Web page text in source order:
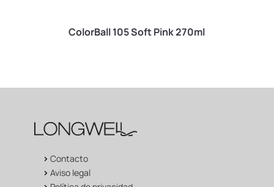
ColorBall 105 Soft Pink 270ml
> Contacto
> Aviso legal